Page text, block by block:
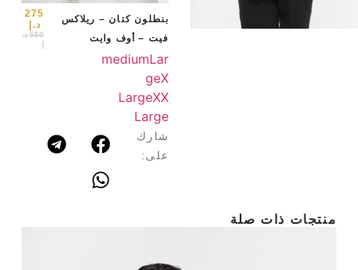
بنطلون كتان – ريلاكس
فيت – أوف وايت
550 د.
إ
275
د.إ
mediumLar
geX
LargeXX
Large
شارك
على:
منتجات ذات صلة